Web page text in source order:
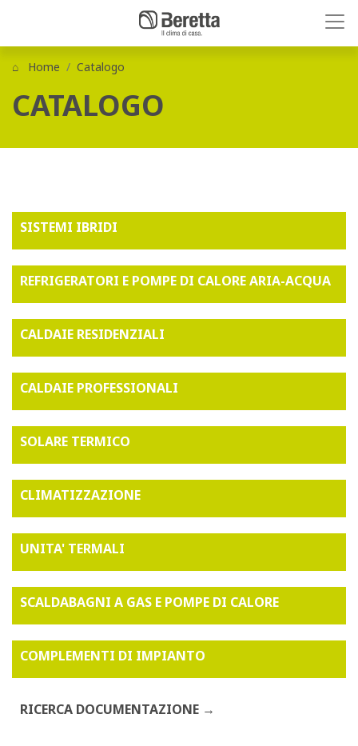
Home Catalogo
CATALOGO
SISTEMI IBRIDI
REFRIGERATORI E POMPE DI CALORE ARIA-ACQUA
CALDAIE RESIDENZIALI
CALDAIE PROFESSIONALI
SOLARE TERMICO
CLIMATIZZAZIONE
UNITA' TERMALI
SCALDABAGNI A GAS E POMPE DI CALORE
COMPLEMENTI DI IMPIANTO
RICERCA DOCUMENTAZIONE